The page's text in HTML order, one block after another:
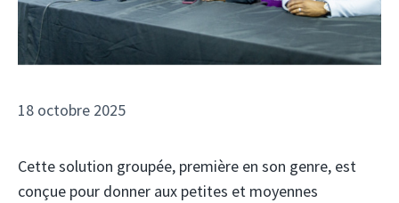
18 octobre 2025
Cette solution groupée, première en son genre, est
conçue pour donner aux petites et moyennes